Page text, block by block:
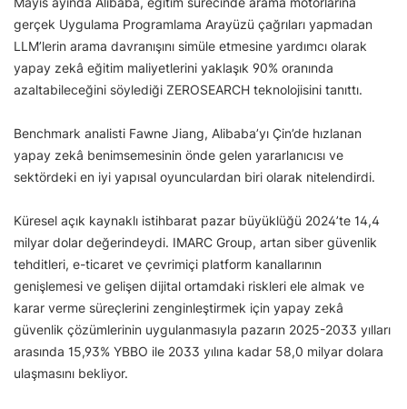
gerçek Uygulama Programlama Arayüzü çağrıları yapmadan
LLM’lerin arama davranışını simüle etmesine yardımcı olarak
yapay zekâ eğitim maliyetlerini yaklaşık 90% oranında
azaltabileceğini söylediği ZEROSEARCH teknolojisini tanıttı.
Benchmark analisti Fawne Jiang, Alibaba’yı Çin’de hızlanan
yapay zekâ benimsemesinin önde gelen yararlanıcısı ve
sektördeki en iyi yapısal oyunculardan biri olarak nitelendirdi.
Küresel açık kaynaklı istihbarat pazar büyüklüğü 2024’te 14,4
milyar dolar değerindeydi. IMARC Group, artan siber güvenlik
tehditleri, e-ticaret ve çevrimiçi platform kanallarının
genişlemesi ve gelişen dijital ortamdaki riskleri ele almak ve
karar verme süreçlerini zenginleştirmek için yapay zekâ
güvenlik çözümlerinin uygulanmasıyla pazarın 2025-2033 yılları
arasında 15,93% YBBO ile 2033 yılına kadar 58,0 milyar dolara
ulaşmasını bekliyor.